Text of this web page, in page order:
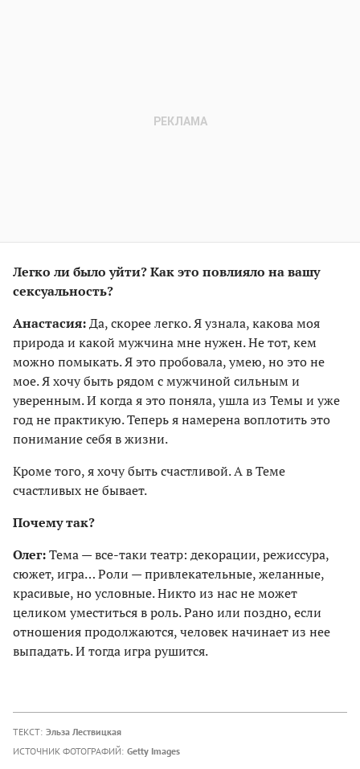
Легко ли было уйти? Как это повлияло на вашу
сексуальность?
Анастасия:Да, скорее легко. Я узнала, какова моя
природа и какой мужчина мне нужен. Не тот, кем
можно помыкать. Я это пробовала, умею, но это не
мое. Я хочу быть рядом с мужчиной сильным и
уверенным. И когда я это поняла, ушла из Темы и уже
год не практикую. Теперь я намерена воплотить это
понимание себя в жизни.
Кроме того, я хочу быть счастливой. А в Теме
счастливых не бывает.
Почему так?
Олег:Тема — все-таки театр: декорации, режиссура,
сюжет, игра… Роли — привлекательные, желанные,
красивые, но условные. Никто из нас не может
целиком уместиться в роль. Рано или поздно, если
отношения продолжаются, человек начинает из нее
выпадать. И тогда игра рушится.
ТЕКСТ: Эльза Лествицкая
ИСТОЧНИК ФОТОГРАФИЙ: Getty Images